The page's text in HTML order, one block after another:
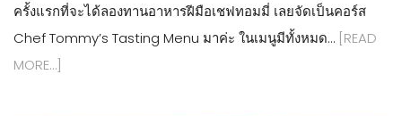
ครั้งแรกที่จะได้ลองทานอาหารฝีมือเชฟทอมมี่ เลยจัดเป็นคอร์ส
Chef Tommy’s Tasting Menu มาค่ะ ในเมนูมีทั้งหมด… [READ
MORE…]